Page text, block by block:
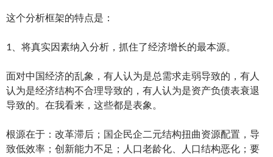
这个分析框架的特点是：
1、将真实因素纳入分析，抓住了经济增长的最本源。
面对中国经济的乱象，有人认为是总需求走弱导致的，有人
认为是经济结构不合理导致的，有人认为是资产负债表衰退
导致的。在我看来，这些都是表象。
根源在于：改革滞后；国企民企二元结构扭曲资源配置，导
致低效率；创新能力不足；人口老龄化、人口结构恶化；要